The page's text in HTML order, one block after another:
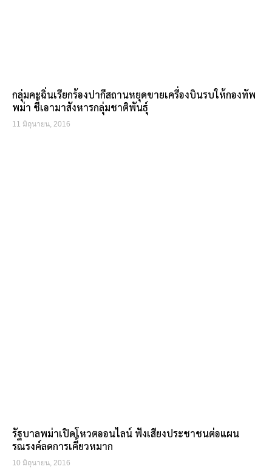
กลุ่มคะฉิ่นเรียกร้องปากีสถานหยุดขายเครื่องบินรบให้กองทัพ
พม่า ชี้เอามาสังหารกลุ่มชาติพันธุ์
11 มิถุนายน, 2016
รัฐบาลพม่าเปิดโหวตออนไลน์ ฟังเสียงประชาชนต่อแผน
รณรงค์ลดการเคี้ยวหมาก
10 มิถุนายน, 2016